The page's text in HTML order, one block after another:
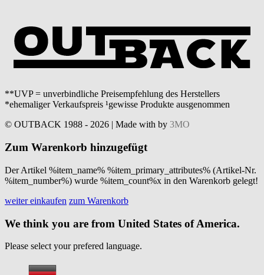
**UVP = unverbindliche Preisempfehlung des Herstellers
*ehemaliger Verkaufspreis ¹gewisse Produkte ausgenommen
© OUTBACK 1988 - 2026 | Made with by 3MO
Zum Warenkorb hinzugefügt
Der Artikel %item_name% %item_primary_attributes% (Artikel-Nr.
%item_number%) wurde %item_count%x in den Warenkorb gelegt!
weiter einkaufen zum Warenkorb
We think you are from United States of America.
Please select your prefered language.